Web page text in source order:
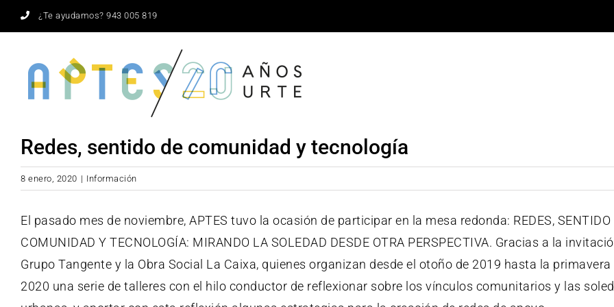
Saltar
al
¿Te ayudamos? 943 005 819
Redes, sentido de comunidad y tecnología
8 enero, 2020 | Información
El pasado mes de noviembre, APTES tuvo la ocasión de participar en la mesa redonda: REDES, SENTIDO
COMUNIDAD Y TECNOLOGÍA: MIRANDO LA SOLEDAD DESDE OTRA PERSPECTIVA. Gracias a la
Grupo Tangente y la Obra Social La Caixa, quienes organizan desde el otoño de 2019 hasta la primavera
2020 una serie de talleres con el hilo conductor de reflexionar sobre los vínculos comunitarios y las